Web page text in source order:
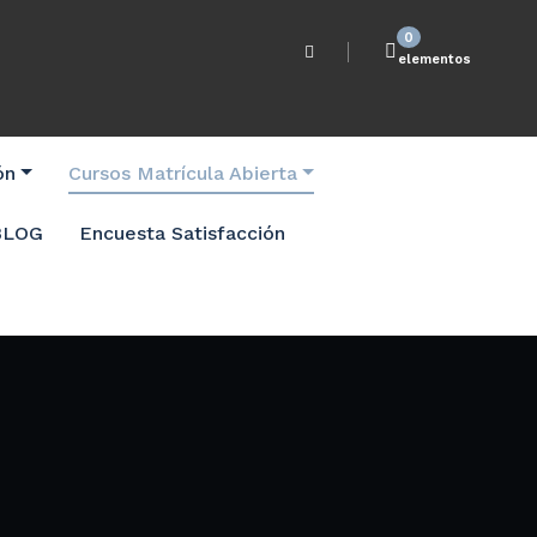
0
elementos
Cursos Matrícula Abierta
Encuesta Satisfacción